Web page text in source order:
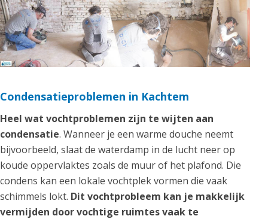
Condensatieproblemen in Kachtem
Heel wat vochtproblemen zijn te wijten aan
condensatie. Wanneer je een warme douche neemt
bijvoorbeeld, slaat de waterdamp in de lucht neer op
koude oppervlaktes zoals de muur of het plafond. Die
condens kan een lokale vochtplek vormen die vaak
schimmels lokt. Dit vochtprobleem kan je makkelijk
vermijden door vochtige ruimtes vaak te